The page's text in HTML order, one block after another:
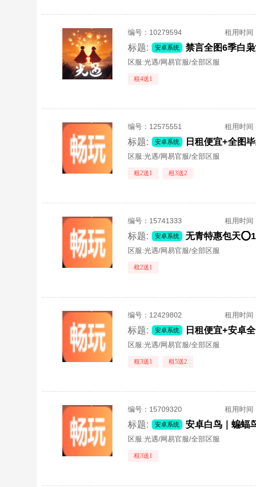
编号： 10279594 租用时间
标题: 安卓系统 禁言全图6季白
区服:光遇/网易官服/全部区服
租4送1
编号： 12575551 租用时间
标题: 安卓系统
区服:光遇/网易官服/全部区服
租2送1 租3送2
编号： 15741333 租用时间
标题: 安卓系统 无青特惠包天
区服:光遇/网易官服/全部区服
租2送1
编号： 12429802 租用时间
标题: 安卓系统 日租便宜+安卓
区服:光遇/网易官服/全部区服
租3送1 租5送2
编号： 15709320 租用时间
标题: 安卓系统
区服:光遇/网易官服/全部区服
租3送1